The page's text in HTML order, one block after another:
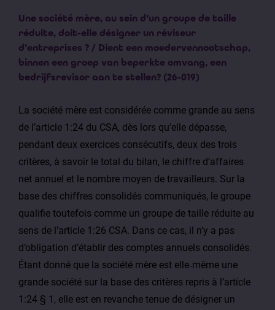
Une société mère, au sein d’un groupe de taille
réduite, doit-elle désigner un réviseur
d’entreprises ? / Dient een moedervennootschap,
binnen een groep van beperkte omvang, een
bedrijfsrevisor aan te stellen? (26-019)
La société mère est considérée comme grande au sens
de l’article 1:24 du CSA, dès lors qu’elle dépasse,
pendant deux exercices consécutifs, deux des trois
critères, à savoir le total du bilan, le chiffre d’affaires
net annuel et le nombre moyen de travailleurs. Sur la
base des chiffres consolidés communiqués, le groupe
qualifie toutefois comme un groupe de taille réduite au
sens de l’article 1:26 CSA. Dans ce cas, il n’y a pas
d’obligation d’établir des comptes annuels consolidés.
Étant donné que la société mère est elle‑même une
grande société sur la base des critères repris à l’article
1:24 § 1, elle est en revanche tenue de désigner un